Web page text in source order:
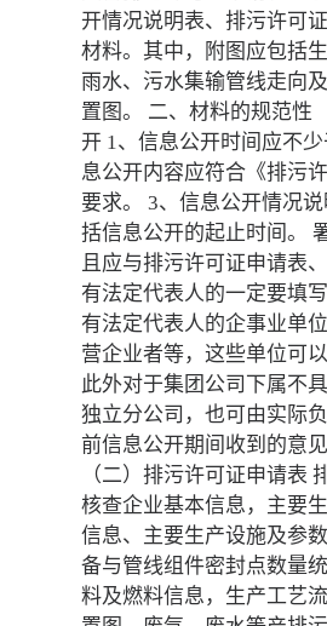
开情况说明表、排污许可
材料。其中，附图应包括
雨水、污水集输管线走向
置图。 二、材料的规范性
开 1、信息公开时间应不
息公开内容应符合《排污
要求。 3、信息公开情况
括信息公开的起止时间。
且应与排污许可证申请表
有法定代表人的一定要填
有法定代表人的企事业单
营企业者等，这些单位可
此外对于集团公司下属不
独立分公司，也可由实际
前信息公开期间收到的意
（二）排污许可证申请表
核查企业基本信息，主要
信息、主要生产设施及参
备与管线组件密封点数量
料及燃料信息，生产工艺